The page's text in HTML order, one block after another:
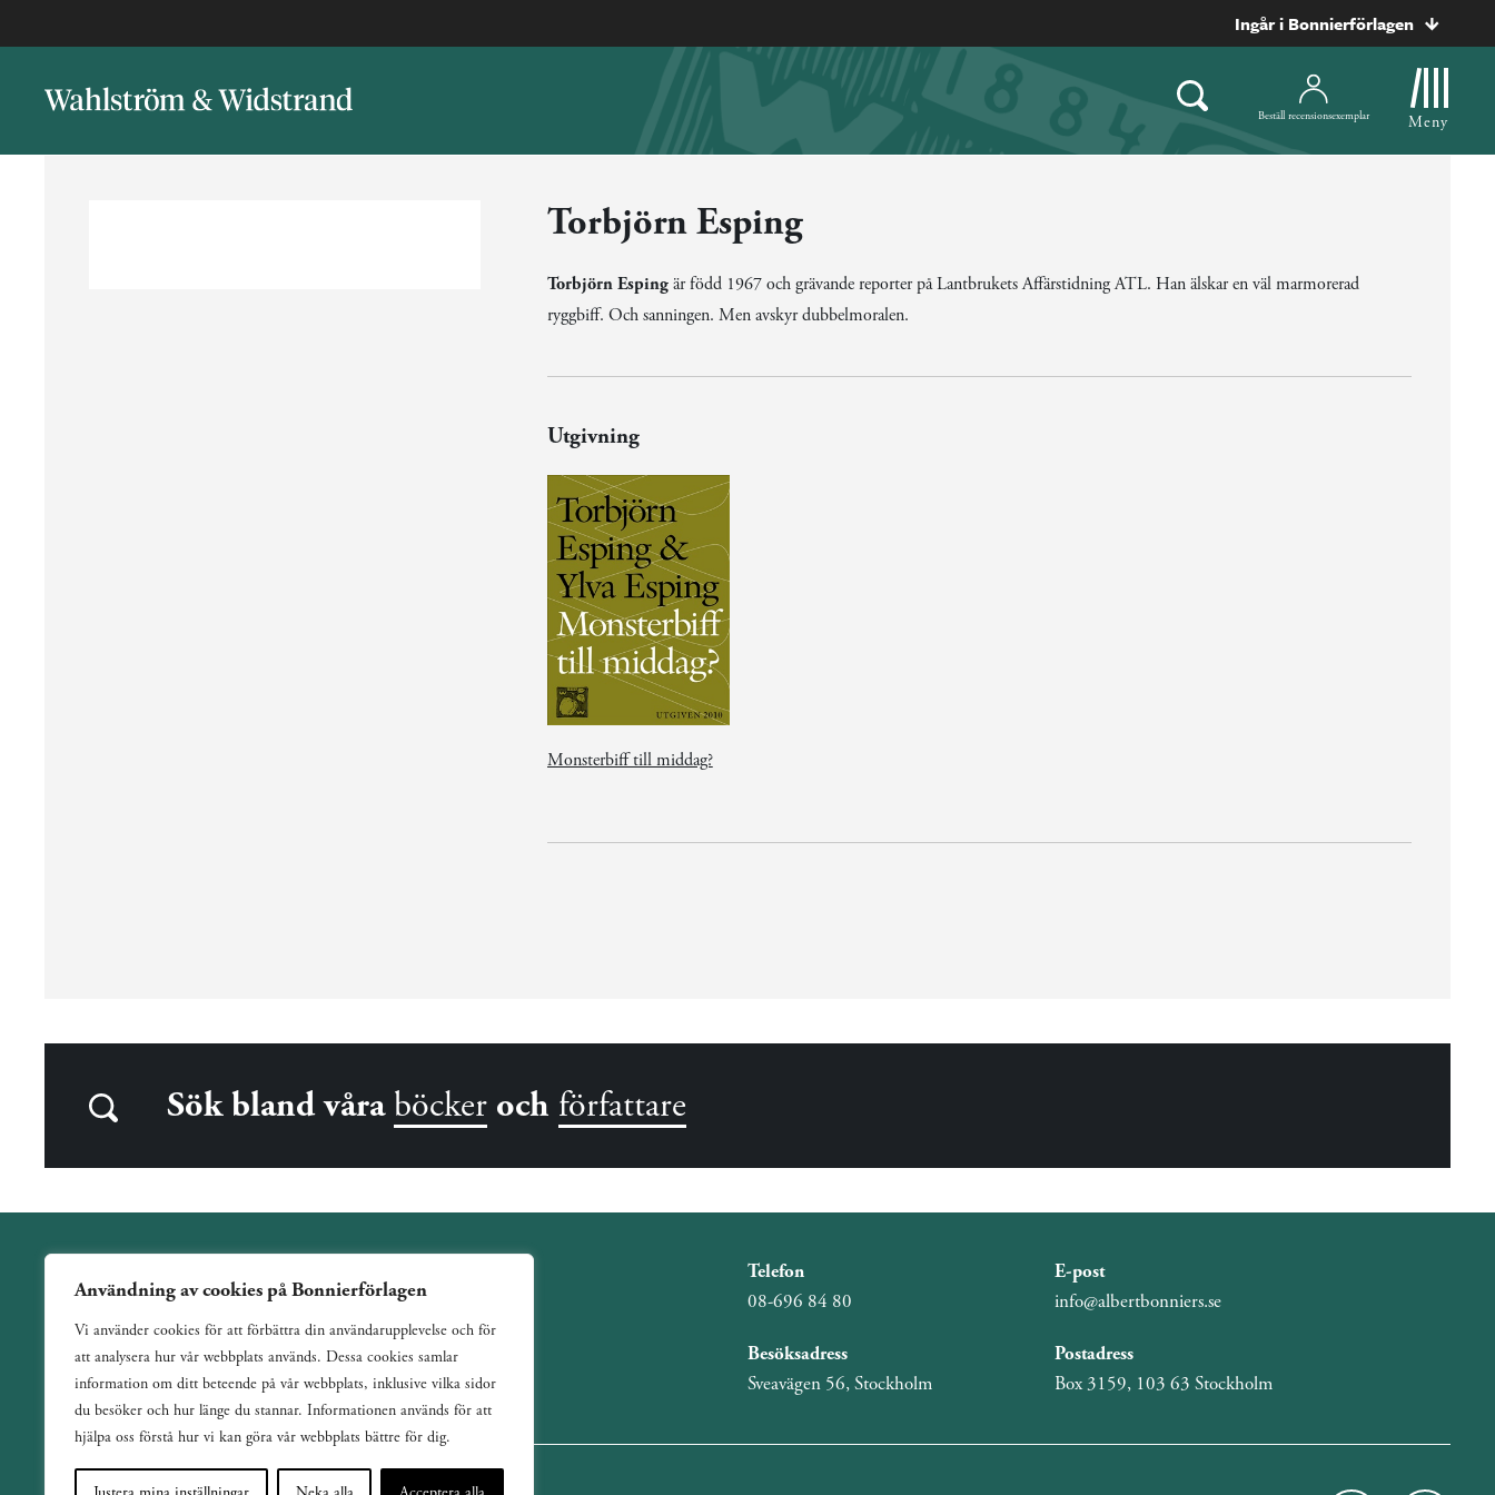
Användning av cookies på Bonnierförlagen
Vi använder cookies för att förbättra din användarupplevelse och för
att analysera hur vår webbplats används. Dessa cookies samlar
information om ditt beteende på vår webbplats, inklusive vilka sidor
du besöker och hur länge du stannar. Informationen används för att
hjälpa oss förstå hur vi kan göra vår webbplats bättre för dig.
Ingår i Bonnierförlagen
Beställ recensionsexemplar Meny
Torbjörn Esping
Torbjörn Espingär född 1967 och grävande reporter på Lantbrukets Affärstidning ATL. Han älskar en väl marmorerad
ryggbiff. Och sanningen. Men avskyr dubbelmoralen.
Utgivning
Monsterbiff till middag?
Sök bland våra böcker och författare
Wahlström & Widstrand är ett allmänutgivande förlag
verksamt sedan 1884. Vi har en bred och varierad utgivning
med ett tydligt fokus på skönlitteratur inom de flesta genrer.
Telefon
08-696 84 80
E-post
info@albertbonniers.se
Besöksadress
Sveavägen 56, Stockholm
Postadress
Box 3159, 103 63 Stockholm